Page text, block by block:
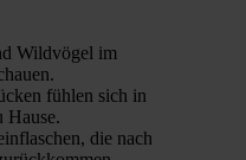
Wildvögel im
fühlen sich in
Hause.
die nach